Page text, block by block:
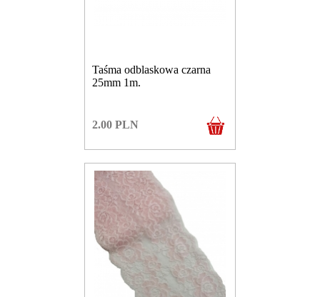
Taśma odblaskowa czarna
25mm 1m.
2.00 PLN